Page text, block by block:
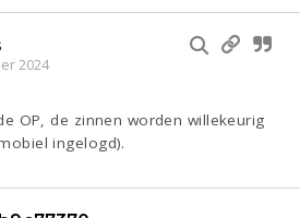
2024
OP, de zinnen worden willekeurig
ingelogd).